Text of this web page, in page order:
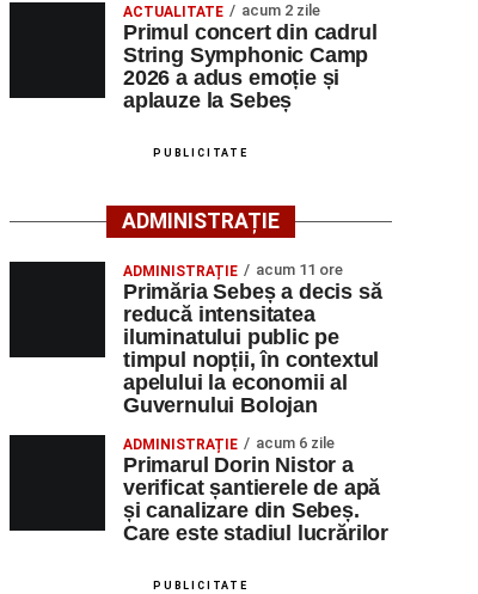
ACTUALITATE acum 2 zile
Primul concert din cadrul
String Symphonic Camp
2026 a adus emoție și
aplauze la Sebeș
PUBLICITATE
ADMINISTRAȚIE
ADMINISTRAȚIE acum 11 ore
Primăria Sebeș a decis să
reducă intensitatea
iluminatului public pe
timpul nopții, în contextul
apelului la economii al
Guvernului Bolojan
ADMINISTRAȚIE acum 6 zile
Primarul Dorin Nistor a
verificat șantierele de apă
și canalizare din Sebeș.
Care este stadiul lucrărilor
PUBLICITATE